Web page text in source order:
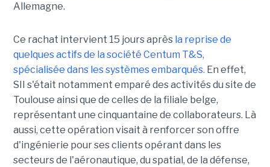
Allemagne.
Ce rachat intervient 15 jours après la reprise de
quelques actifs de la société Centum T&S,
spécialisée dans les systèmes embarqués. En effet,
SII s'était notamment emparé des activités du site de
Toulouse ainsi que de celles de la filiale belge,
représentant une cinquantaine de collaborateurs. Là
aussi, cette opération visait à renforcer son offre
d'ingénierie pour ses clients opérant dans les
secteurs de l'aéronautique, du spatial, de la défense,